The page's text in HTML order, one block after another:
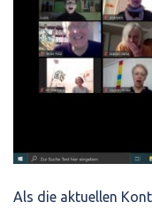
Als die aktuellen